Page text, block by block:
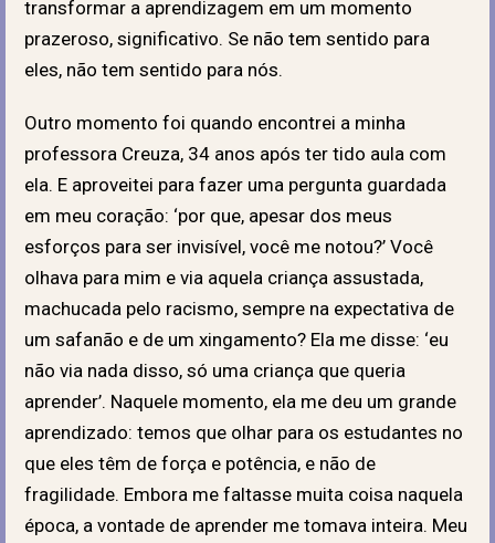
transformar a aprendizagem em um momento
prazeroso, significativo. Se não tem sentido para
eles, não tem sentido para nós.
Outro momento foi quando encontrei a minha
professora Creuza, 34 anos após ter tido aula com
ela. E aproveitei para fazer uma pergunta guardada
em meu coração: ‘por que, apesar dos meus
esforços para ser invisível, você me notou?’ Você
olhava para mim e via aquela criança assustada,
machucada pelo racismo, sempre na expectativa de
um safanão e de um xingamento? Ela me disse: ‘eu
não via nada disso, só uma criança que queria
aprender’. Naquele momento, ela me deu um grande
aprendizado: temos que olhar para os estudantes no
que eles têm de força e potência, e não de
fragilidade. Embora me faltasse muita coisa naquela
época, a vontade de aprender me tomava inteira. Meu